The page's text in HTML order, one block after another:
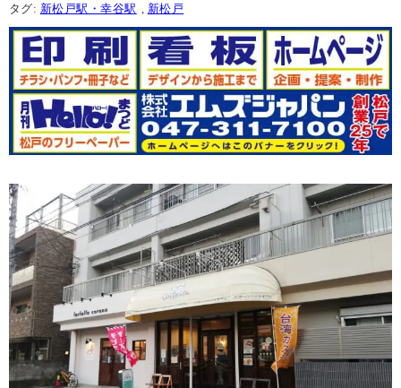
タグ: 新松戸駅・幸谷駅 新松戸